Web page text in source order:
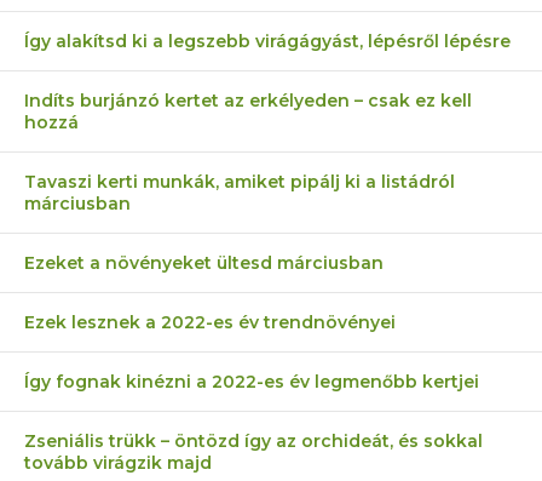
Így alakítsd ki a legszebb virágágyást, lépésről lépésre
Indíts burjánzó kertet az erkélyeden – csak ez kell
hozzá
Tavaszi kerti munkák, amiket pipálj ki a listádról
márciusban
Ezeket a növényeket ültesd márciusban
Ezek lesznek a 2022-es év trendnövényei
Így fognak kinézni a 2022-es év legmenőbb kertjei
Zseniális trükk – öntözd így az orchideát, és sokkal
tovább virágzik majd